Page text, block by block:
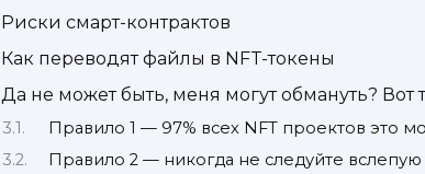
Риски смарт-контрактов
Как переводят файлы в NFT-токены
Да не может быть, меня могут обмануть? Вот
Правило 1 — 97% всех NFT проектов это
Правило 2 — никогда не следуйте вслепую